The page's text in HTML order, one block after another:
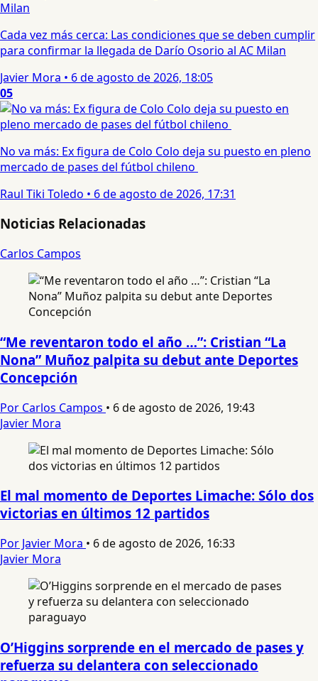
Cada vez más cerca: Las condiciones que se deben cumplir
para confirmar la llegada de Darío Osorio al AC Milan
Javier Mora • 6 de agosto de 2026, 18:05
05
No va más: Ex figura de Colo Colo deja su puesto en pleno
mercado de pases del fútbol chileno
Raul Tiki Toledo • 6 de agosto de 2026, 17:31
Noticias Relacionadas
Carlos Campos
“Me reventaron todo el año …”: Cristian “La
Nona” Muñoz palpita su debut ante Deportes
Concepción
Por Carlos Campos • 6 de agosto de 2026, 19:43
Javier Mora
El mal momento de Deportes Limache: Sólo dos
victorias en últimos 12 partidos
Por Javier Mora • 6 de agosto de 2026, 16:33
Javier Mora
O’Higgins sorprende en el mercado de pases y
refuerza su delantera con seleccionado